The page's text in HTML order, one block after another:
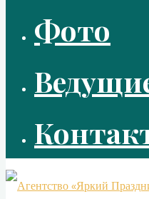
Фото